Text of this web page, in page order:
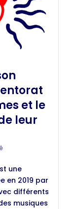
et le
leur
une
en 2019 par
différents
musiques